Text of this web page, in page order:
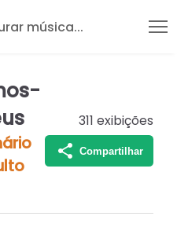
música...
311 exibições
Compartilhar